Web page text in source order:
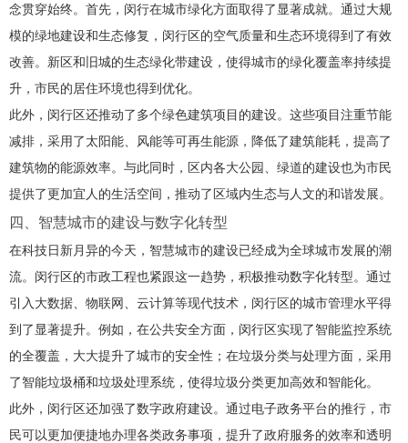
念贯穿始终。首先，闵行在城市绿化方面取得了显著成就。通过大规
模的绿地建设和生态修复，闵行区的空气质量和生态环境得到了有效
改善。新区和旧城的生态绿化带建设，使得城市的绿化覆盖率持续提
升，市民的居住环境也得到优化。
此外，闵行区还推动了多个绿色建筑项目的建设。这些项目注重节能
减排，采用了太阳能、风能等可再生能源，降低了建筑能耗，提高了
建筑物的能源效率。与此同时，区内各大公园、绿道的建设也为市民
提供了更加宜人的生活空间，推动了区域内生态与人文的和谐发展。
四、智慧城市的建设与数字化转型
在科技日新月异的今天，智慧城市的建设已经成为全球城市发展的潮
流。闵行区的市政工程也紧跟这一趋势，积极推动数字化转型。通过
引入大数据、物联网、云计算等现代技术，闵行区的城市管理水平得
到了显著提升。例如，在公共安全方面，闵行区实现了智能监控系统
的全覆盖，大大提升了城市的安全性；在垃圾分类与处理方面，采用
了智能垃圾桶和垃圾处理系统，使得垃圾分类更加高效和智能化。
此外，闵行区还加强了数字政府建设。通过电子政务平台的推行，市
民可以更加便捷地办理各类政务事项，提升了政府服务的效率和透明